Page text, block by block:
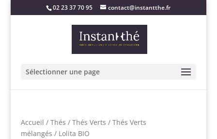
02 23 37 70 95 contact@instantthe.fr
Sélectionner une page
Accueil / Thés / Thés Verts / Thés Verts
mélangés / Lolita BIO